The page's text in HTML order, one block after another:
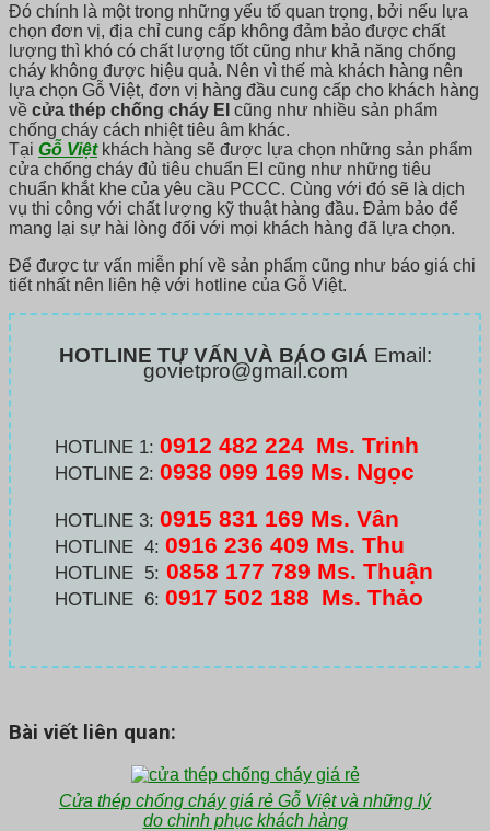
Đó chính là một trong những yếu tố quan trọng, bởi nếu lựa
chọn đơn vị, địa chỉ cung cấp không đảm bảo được chất
lượng thì khó có chất lượng tốt cũng như khả năng chống
cháy không được hiệu quả. Nên vì thế mà khách hàng nên
lựa chọn Gỗ Việt, đơn vị hàng đầu cung cấp cho khách hàng
về cửa thép chống cháy EI cũng như nhiều sản phẩm
chống cháy cách nhiệt tiêu âm khác.
Tại Gỗ Việtkhách hàng sẽ được lựa chọn những sản phẩm
cửa chống cháy đủ tiêu chuẩn EI cũng như những tiêu
chuẩn khắt khe của yêu cầu PCCC. Cùng với đó sẽ là dịch
vụ thi công với chất lượng kỹ thuật hàng đầu. Đảm bảo để
mang lại sự hài lòng đối với mọi khách hàng đã lựa chọn.
Để được tư vấn miễn phí về sản phẩm cũng như báo giá chi
tiết nhất nên liên hệ với hotline của Gỗ Việt.
HOTLINE TƯ VẤN VÀ BÁO GIÁ Email:
govietpro@gmail.com
HOTLINE 1: 0912 482 224 Ms. Trinh
HOTLINE 2: 0938 099 169 Ms. Ngọc
HOTLINE 3: 0915 831 169 Ms. Vân
HOTLINE 4: 0916 236 409 Ms. Thu
HOTLINE 5: 0858 177 789 Ms. Thuận
HOTLINE 6: 0917 502 188 Ms. Thảo
Bài viết liên quan:
Cửa thép chống cháy giá rẻ Gỗ Việt và những lý
do chinh phục khách hàng